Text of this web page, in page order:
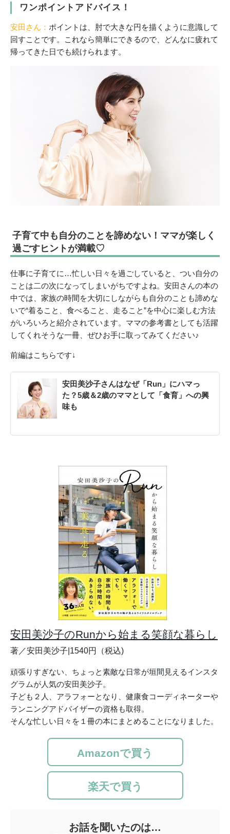
ワンポイントアドバイス！
安田さん： ポイントは、肘で大きな円を描くように意識して
回すことです。これなら簡単にできるので、どんなに疲れて
帰ってきた日でも続けられます。
子育て中も自分のことを諦めない！ママが楽しく
過ごすヒントが満載♡
仕事に子育てに…忙しい日々を過ごしていると、つい自分の
ことは二の次になってしまいがちですよね。安田さんの本の
中では、家族の時間を大切にしながらも自分のことも諦めな
いで“着ること、食べること、走ること”を中心に楽しむ方法
がいろいろと紹介されています。ママの参考書としても活躍
してくれそうな一冊、ぜひお手に取ってみてください♪
前編はこちらです↓
安田美沙子さんはなぜ「Run」にハマっ
た？5歳＆2歳のママとして「食育」への興
味も
安田美沙子のRunから始まる笑顔な暮らし
著／安田美沙子|1540円（税込)
頑張りすぎない、ちょっと素敵な日常が垣間見えるインスタ
グラムが人気の安田美沙子。
子ども２人、アラフォーとなり、健康食コーディネーターや
ランニングアドバイザーの資格も取得。
そんな忙しい日々を１冊の本にまとめることになりました。
Amazonで買う
楽天で買う
お話を聞いたのは…